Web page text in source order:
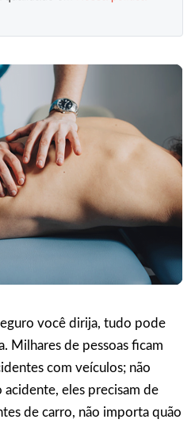
você dirija, tudo pode
Milhares de pessoas ficam
com veículos; não
eles precisam de
de carro, não importa quão